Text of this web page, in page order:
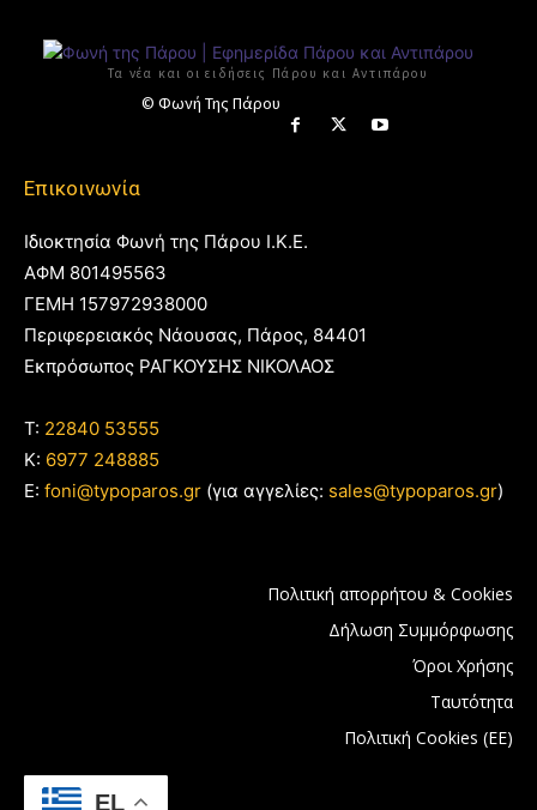
Τα νέα και οι ειδήσεις Πάρου και Αντιπάρου
© Φωνή Της Πάρου
Επικοινωνία
Ιδιοκτησία Φωνή της Πάρου Ι.Κ.Ε.
ΑΦΜ 801495563
ΓΕΜΗ 157972938000
Περιφερειακός Νάουσας, Πάρος, 84401
Εκπρόσωπος ΡΑΓΚΟΥΣΗΣ ΝΙΚΟΛΑΟΣ
T: 22840 53555
Κ: 6977 248885
E: foni@typoparos.gr (για αγγελίες: sales@typoparos.gr)
Πολιτική απορρήτου & Cookies
Δήλωση Συμμόρφωσης
Όροι Χρήσης
Ταυτότητα
Πολιτική Cookies (ΕΕ)
EL